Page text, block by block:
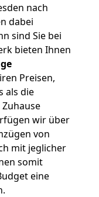
nach
dabei
sind Sie bei
bieten Ihnen
Preisen,
als die
wir über
von
mit jeglicher
somit
eine